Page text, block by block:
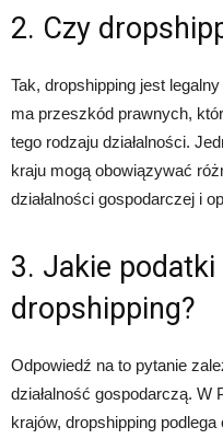
2. Czy
Tak, dropshipping jest
ma przeszkód prawnych,
tego rodzaju działalności.
kraju mogą obowiązywać
działalności gospodarczej i
3. Jakie podatki
dropshipping?
Odpowiedź na to pytanie
działalność gospodarczą.
krajów, dropshipping